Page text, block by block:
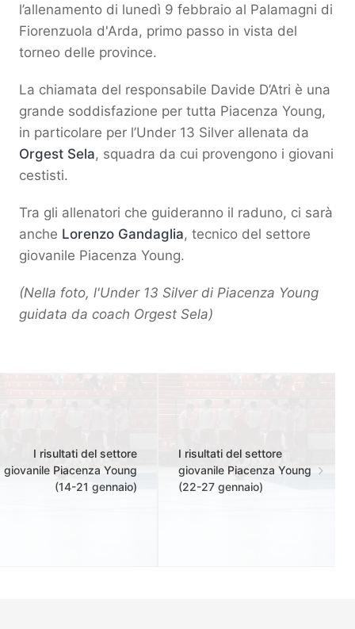
l’allenamento di lunedì 9 febbraio al Palamagni di
Fiorenzuola d'Arda, primo passo in vista del
torneo delle province.
La chiamata del responsabile Davide D’Atri è una
grande soddisfazione per tutta Piacenza Young,
in particolare per l’Under 13 Silver allenata da
Orgest Sela, squadra da cui provengono i giovani
cestisti.
Tra gli allenatori che guideranno il raduno, ci sarà
anche Lorenzo Gandaglia, tecnico del settore
giovanile Piacenza Young.
(Nella foto, l'Under 13 Silver di Piacenza Young
guidata da coach Orgest Sela)
I risultati del settore
giovanile Piacenza Young
(14-21 gennaio)
I risultati del settore
giovanile Piacenza Young
(22-27 gennaio)